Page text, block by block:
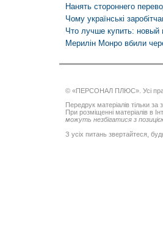
Нанять стороннего
Чому українські
Что лучше купить: новый
Мерилін Монро вбили
© «ПЕРСОНАЛ ПЛЮС». Усі
Передрук матеріалів тільки за
При розміщенні матеріалів в
можуть незбігатися з позицією
З усіх питань звертайтеся,